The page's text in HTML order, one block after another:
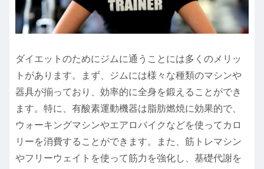
ダイエットのためにジムに通うことには多くのメリッ
トがあります。まず、ジムには様々な種類のマシンや
器具が揃っており、効率的に全身を鍛えることができ
ます。特に、有酸素運動機器は脂肪燃焼に効果的で、
ウォーキングマシンやエアロバイクなどを使ってカロ
リーを消費することができます。また、筋トレマシン
やフリーウェイトを使って筋力を強化し、基礎代謝を